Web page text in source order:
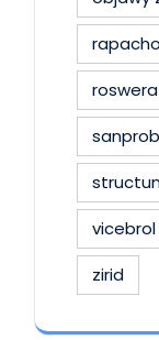
zirid